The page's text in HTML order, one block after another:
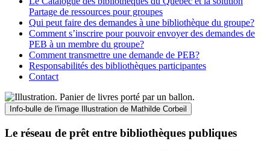
Partage de ressources pour groupes
Qui peut faire des demandes à une bibliothèque du groupe?
Comment s’inscrire pour pouvoir envoyer des demandes de
PEB à un membre du groupe?
Comment transmettre une demande de PEB?
Responsabilités des bibliothèques participantes
Contact
Info-bulle de l'image Illustration de Mathilde Corbeil
Le réseau de prêt entre bibliothèques publiques